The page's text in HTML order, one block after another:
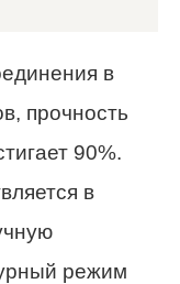
в
прочность
90%.
в
режим